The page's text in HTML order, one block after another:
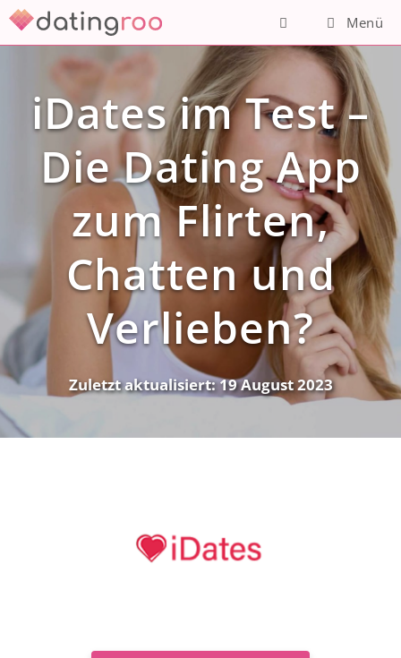
Zum
Inhalt
springen
Menü
iDates im Test –
Die Dating App
zum Flirten,
Chatten und
Verlieben?
Zuletzt aktualisiert:19 August 2023